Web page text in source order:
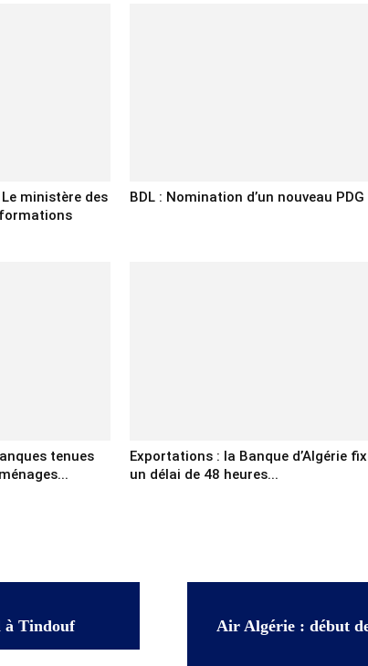
ministère des
BDL : Nomination d’un nouveau PDG
tenues
Exportations : la Banque d’Algérie
un délai de 48 heures...
à Tindouf
Air Algérie : début